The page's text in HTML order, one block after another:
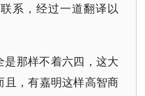
系，经过一道翻译以
那样不着六四，这大
，有嘉明这样高智商